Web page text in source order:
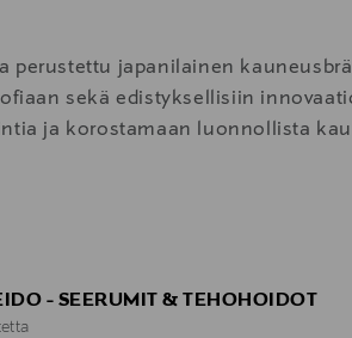
perustettu japanilainen
sekä edistyksellisiin
ja korostamaan luonnollista
- SEERUMIT & TEHOHOIDOT